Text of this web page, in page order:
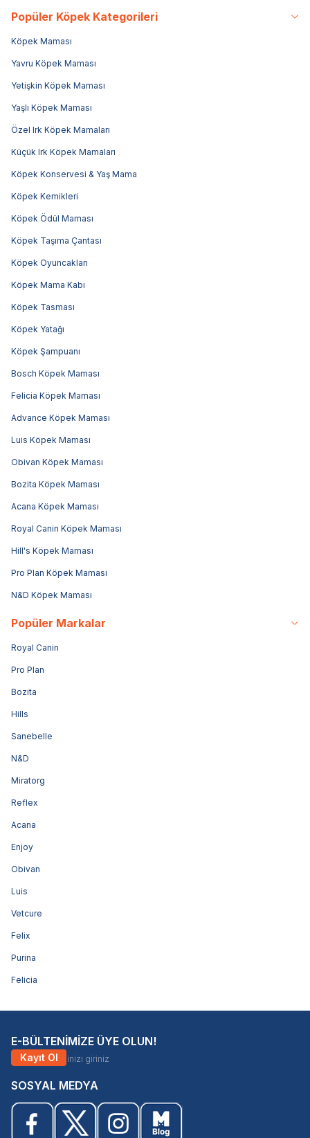
Popüler Köpek Kategorileri
Köpek Maması
Yavru Köpek Maması
Yetişkin Köpek Maması
Yaşlı Köpek Maması
Özel Irk Köpek Mamaları
Küçük Irk Köpek Mamaları
Köpek Konservesi & Yaş Mama
Köpek Kemikleri
Köpek Ödül Maması
Köpek Taşıma Çantası
Köpek Oyuncakları
Köpek Mama Kabı
Köpek Tasması
Köpek Yatağı
Köpek Şampuanı
Bosch Köpek Maması
Felicia Köpek Maması
Advance Köpek Maması
Luis Köpek Maması
Obivan Köpek Maması
Bozita Köpek Maması
Acana Köpek Maması
Royal Canin Köpek Maması
Hill's Köpek Maması
Pro Plan Köpek Maması
N&D Köpek Maması
Popüler Markalar
Royal Canin
Pro Plan
Bozita
Hills
Sanebelle
N&D
Miratorg
Reflex
Acana
Enjoy
Obivan
Luis
Vetcure
Felix
Purina
Felicia
E-BÜLTENİMİZE ÜYE OLUN!
Kayıt Ol
SOSYAL MEDYA